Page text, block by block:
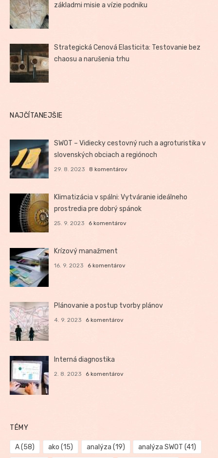
základmi misie a vízie podniku
Strategická Cenová Elasticita: Testovanie bez
chaosu a narušenia trhu
NAJČÍTANEJŠIE
SWOT – Vidiecky cestovný ruch a agroturistika v
slovenských obciach a regiónoch
29. 8. 2023 8 komentárov
Klimatizácia v spálni: Vytváranie ideálneho
prostredia pre dobrý spánok
25. 9. 2023 6 komentárov
Krízový manažment
16. 9. 2023 6 komentárov
Plánovanie a postup tvorby plánov
4. 9. 2023 6 komentárov
Interná diagnostika
2. 8. 2023 6 komentárov
TÉMY
A(58) ako (15) analýza (19) analýza SWOT (41)